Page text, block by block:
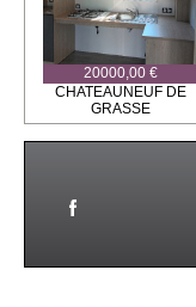
20000,00 €
CHATEAUNEUF DE
GRASSE